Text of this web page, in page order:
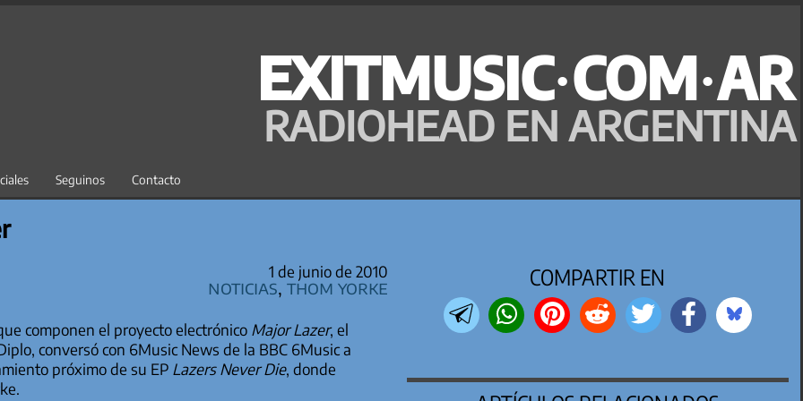
EXITMUSIC·COM·AR
RADIOHEAD EN ARGENTINA
Seguinos Contacto
1 de junio de 2010
Noticias,Thom Yorke
componen el proyecto electrónico Major Lazer, el
conversó con 6Music News de la BBC 6Music a
próximo de su EP Lazers Never Die, donde
COMPARTIR EN